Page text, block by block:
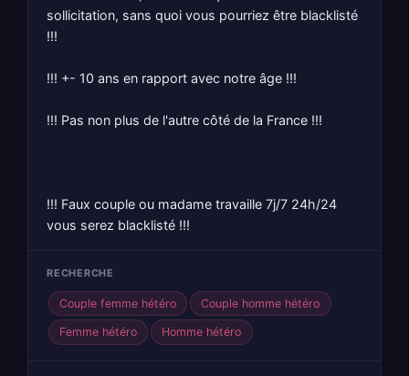
sollicitation, sans quoi vous pourriez être blacklisté
!!!
!!! +- 10 ans en rapport avec notre âge !!!
!!! Pas non plus de l'autre côté de la France !!!
!!! Faux couple ou madame travaille 7j/7 24h/24
vous serez blacklisté !!!
RECHERCHE
Couple femme hétéro Couple homme hétéro
Femme hétéro Homme hétéro